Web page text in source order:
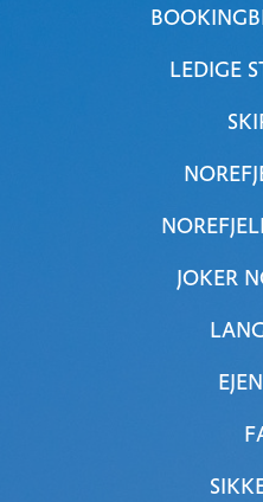
LEDIGE
JOKER